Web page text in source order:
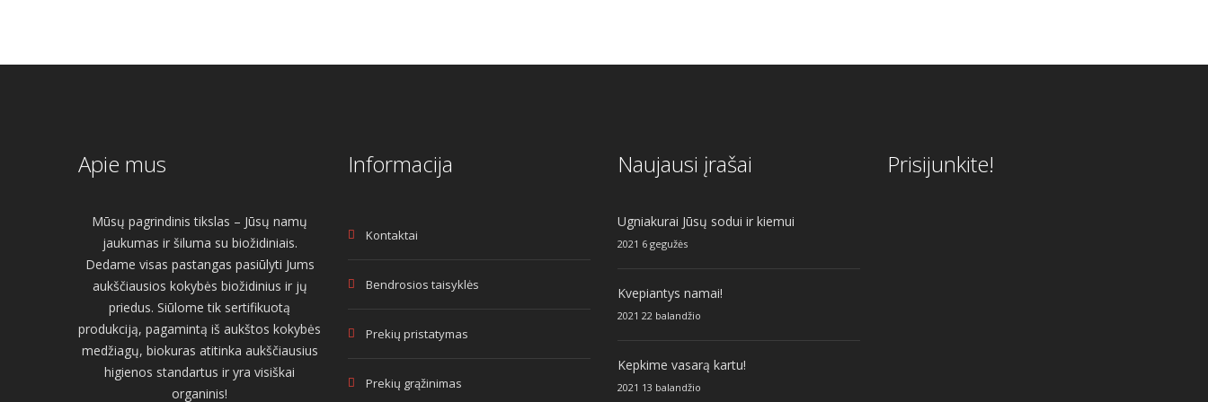
Apie mus
Mūsų pagrindinis tikslas – Jūsų namų
jaukumas ir šiluma su biožidiniais.
Dedame visas pastangas pasiūlyti Jums
aukščiausios kokybės biožidinius ir jų
priedus. Siūlome tik sertifikuotą
produkciją, pagamintą iš aukštos kokybės
medžiagų, biokuras atitinka aukščiausius
higienos standartus ir yra visiškai
organinis!
Informacija
Kontaktai
Bendrosios taisyklės
Prekių pristatymas
Prekių grąžinimas
Naujausi įrašai
Ugniakurai Jūsų sodui ir kiemui
2021 6 gegužės
Kvepiantys namai!
2021 22 balandžio
Kepkime vasarą kartu!
2021 13 balandžio
Prisijunkite!